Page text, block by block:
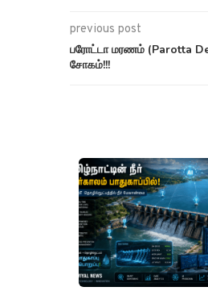
previous post
பரோட்டா மரணம் (Parotta
சோகம்!!!